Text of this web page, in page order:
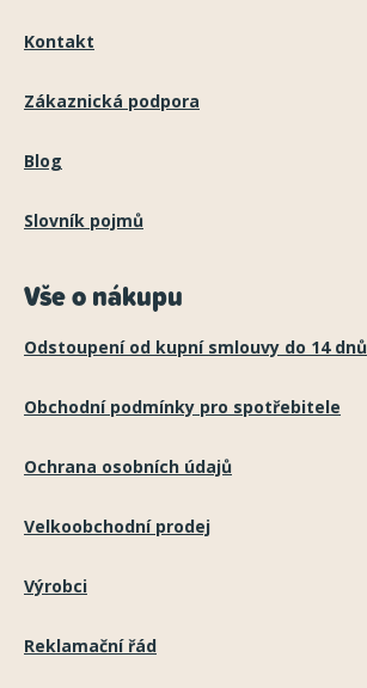
Kontakt
Zákaznická podpora
Blog
Slovník pojmů
Vše o nákupu
Odstoupení od kupní smlouvy do 14 dnů
Obchodní podmínky pro spotřebitele
Ochrana osobních údajů
Velkoobchodní prodej
Výrobci
Reklamační řád